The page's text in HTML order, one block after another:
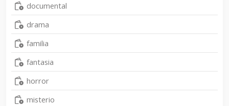
documental
drama
familia
fantasia
horror
misterio